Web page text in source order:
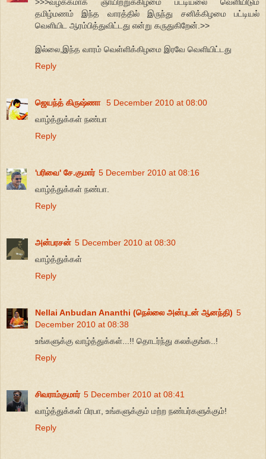
>>>வழக்கமாக ஞாயிற்றுக்கிழமை பட்டியலை வெளியிடும்
தமிழ்மணம் இந்த வாரத்தில் இருந்து சனிக்கிழமை பட்டியல்
வெளியிட ஆரம்பித்துவிட்டது என்று கருதுகிறேன்.>>
இல்லை,இந்த வாரம் வெள்ளிக்கிழமை இரவே வெளியிட்டது
Reply
ஜெயந்த் கிருஷ்ணா 5 December 2010 at 08:00
வாழ்த்துக்கள் நண்பா
Reply
'பரிவை' சே.குமார் 5 December 2010 at 08:16
வாழ்த்துக்கள் நண்பா.
Reply
அன்பரசன் 5 December 2010 at 08:30
வாழ்த்துக்கள்
Reply
Nellai Anbudan Ananthi (நெல்லை அன்புடன் ஆனந்தி) 5
December 2010 at 08:38
உங்களுக்கு வாழ்த்துக்கள்...!! தொடர்ந்து கலக்குங்க..!
Reply
சிவராம்குமார் 5 December 2010 at 08:41
வாழ்த்துக்கள் பிரபா, உங்களுக்கும் மற்ற நண்பர்களுக்கும்!
Reply